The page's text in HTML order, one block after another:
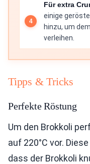
Für extra
einige
hinzu, um
verleihen.
Tipps & Tricks
Perfekte Röstung
Um den Brokkoli
auf 220°C vor.
dass der Brokkoli